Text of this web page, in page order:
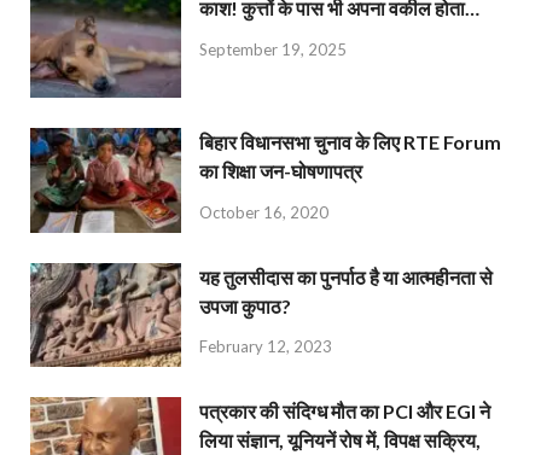
काश! कुत्तों के पास भी अपना वकील होता…
September 19, 2025
बिहार विधानसभा चुनाव के लिए RTE Forum
का शिक्षा जन-घोषणापत्र
October 16, 2020
यह तुलसीदास का पुनर्पाठ है या आत्महीनता से
उपजा कुपाठ?
February 12, 2023
पत्रकार की संदिग्ध मौत का PCI और EGI ने
लिया संज्ञान, यूनियनें रोष में, विपक्ष सक्रिय,